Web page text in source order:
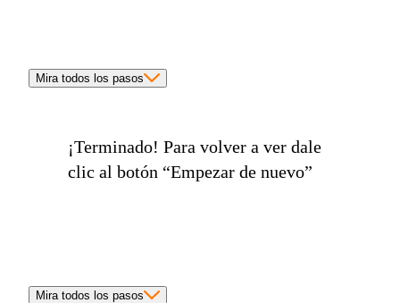
Mira todos los pasos
¡Terminado! Para volver a ver dale
clic al botón “Empezar de nuevo”
Mira todos los pasos